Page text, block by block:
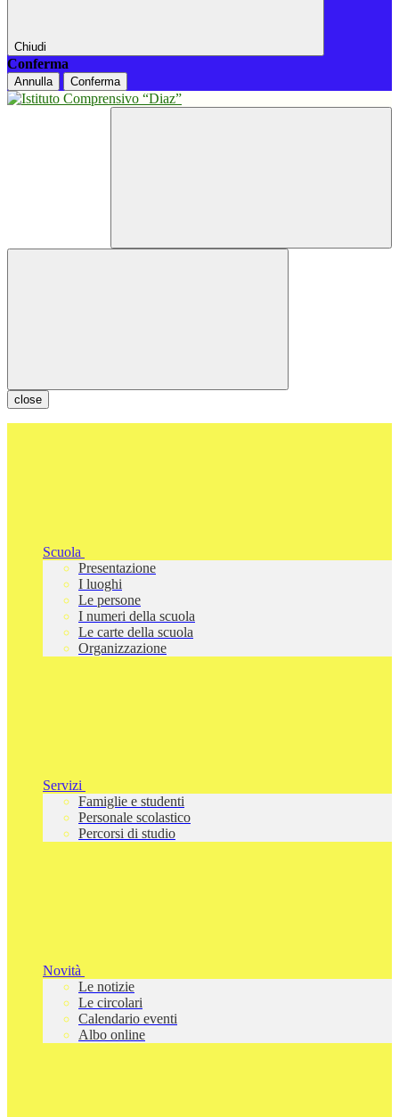
Chiudi
Conferma
Annulla Conferma
close
Scuola
Presentazione
I luoghi
Le persone
I numeri della scuola
Le carte della scuola
Organizzazione
Servizi
Famiglie e studenti
Personale scolastico
Percorsi di studio
Novità
Le notizie
Le circolari
Calendario eventi
Albo online